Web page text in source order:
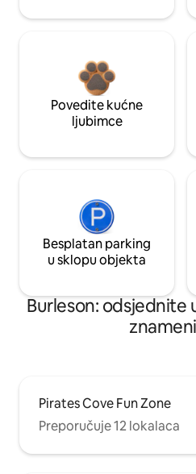
Povedite kućne
ljubimce
Besplatan parking
u sklopu objekta
Burleson: odsjednite
Pirates Cove Fun Zone
Preporučuje 12 lokalaca